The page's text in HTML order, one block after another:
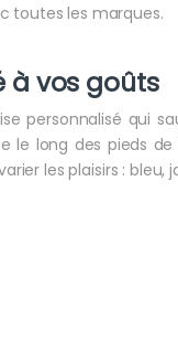
toutes les marques.
à vos goûts
personnalisé qui
long des pieds de
les plaisirs : bleu,